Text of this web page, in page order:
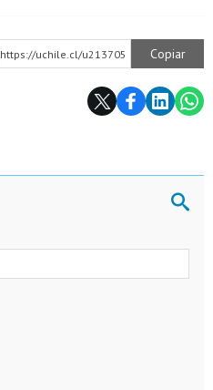
https://uchile.cl/u213705 Copiar